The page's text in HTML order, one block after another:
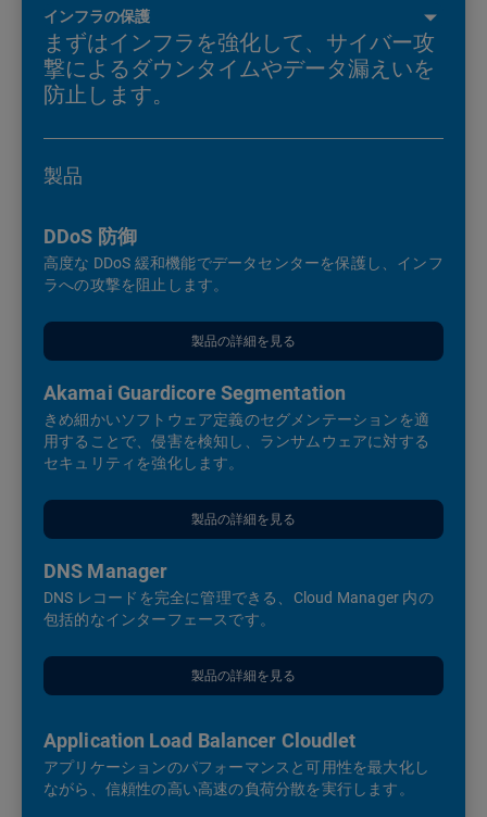
インフラの保護
まずはインフラを強化して、サイバー攻
撃によるダウンタイムやデータ漏えいを
防止します。
製品
DDoS 防御
高度な DDoS 緩和機能でデータセンターを保護し、インフ
ラへの攻撃を阻止します。
製品の詳細を見る
Akamai Guardicore Segmentation
きめ細かいソフトウェア定義のセグメンテーションを適
用することで、侵害を検知し、ランサムウェアに対する
セキュリティを強化します。
製品の詳細を見る
DNS Manager
DNS レコードを完全に管理できる、Cloud Manager 内の
包括的なインターフェースです。
製品の詳細を見る
Application Load Balancer Cloudlet
アプリケーションのパフォーマンスと可用性を最大化し
ながら、信頼性の高い高速の負荷分散を実行します。